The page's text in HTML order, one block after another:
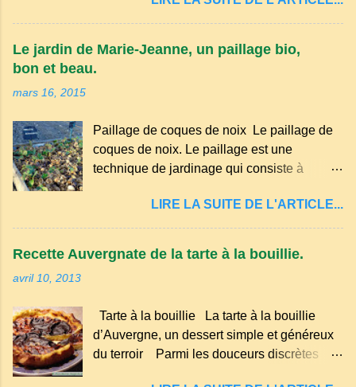
certaines parties du Massif central . Il
et est classé parmi les dialectes du nord-
Par exemple, on trouve des mots typiques
comme "agourer" (s'accroupir) ou "aze"
(âne, utilisé aussi pour désigner quelqu'un
Auvergne particulièrement du Puy-de-
Dôme . A Adrillier : arbres de la famille...
Le jardin de Marie-Jeanne, un paillage bio,
bon et beau.
mars 16, 2015
Paillage de coques de noix Le paillage de
coques de noix. Le paillage est une
technique de jardinage qui consiste à
organiques, minéraux ou synthétiques pour
le protéger et améliorer sa fertilité. Il
présente plusieurs avantages : Réduction
des arrosages : Le paillage limite
empêche la lumière d'atteindre le sol, ce qui
freine la germination des adventices.
Protection contre les intempéries : Il
LIRE LA SUITE DE L'ARTICLE...
Recette Auvergnate de la tarte à la bouillie.
avril 10, 2013
Tarte à la bouillie La tarte à la bouillie
d’Auvergne, un dessert simple et généreux
du terroir Parmi les douceurs discrètes